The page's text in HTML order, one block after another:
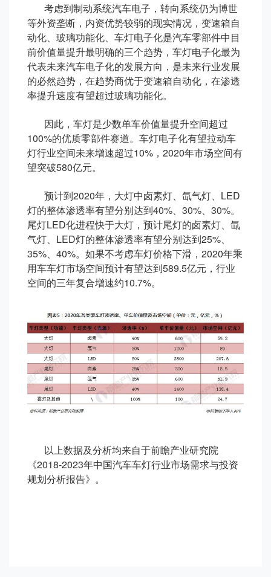
考虑到制动系统汽车电子，转向系统仍为博世
等外资垄断，内资优势较弱的现实情况，变速箱自
动化、玻璃功能化、车灯电子化是汽车零部件中目
前价值量提升最明确的三个趋势，车灯电子化最为
代表未来汽车电子化的发展方向，是未来行业发展
的必然趋势，在趋势商优于变速箱自动化，在渗透
率提升速度有望超过玻璃功能化。
因此，车灯是少数单车价值量提升空间超过
100%的优质零部件赛道。车灯电子化有望拉动车
灯行业空间未来增速超过10%，2020年市场空间有
望突破580亿元。
预计到2020年，大灯中卤素灯、氙气灯、LED
灯的整体渗透率有望分别达到40%、30%、30%。
尾灯LED化进程快于大灯，预计尾灯的卤素灯、氙
气灯、LED灯的整体渗透率有望分别达到25%、
35%、40%。如果不考虑车灯价格下滑，2020年乘
用车车灯市场空间预计有望达到589.5亿元，行业
空间的三年复合增速约10.7%。
以上数据及分析均来自于前瞻产业研究院
《2018-2023年中国汽车车灯行业市场需求与投资
规划分析报告》。